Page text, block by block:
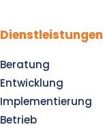
Dienstleistungen
Beratung
Entwicklung
Implementierung
Betrieb